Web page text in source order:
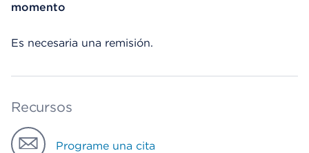
momento
Es necesaria una remisión.
Recursos
Programe una cita